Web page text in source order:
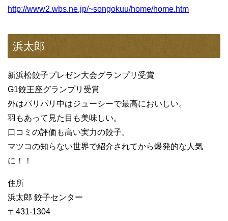
http://www2.wbs.ne.jp/~songokuu/home/home.htm
浜太郎
新浜松餃子プレゼン大会グランプリ受賞
G1餃王座グランプリ受賞
外はパリパリ中はジューシーで最高においしい。
羽もあって見た目も美味しい。
口コミの評価も高い実力の餃子。
マツコの知らない世界で紹介されてから爆発的な人気
に！！
住所
浜太郎 餃子センター
〒431-1304